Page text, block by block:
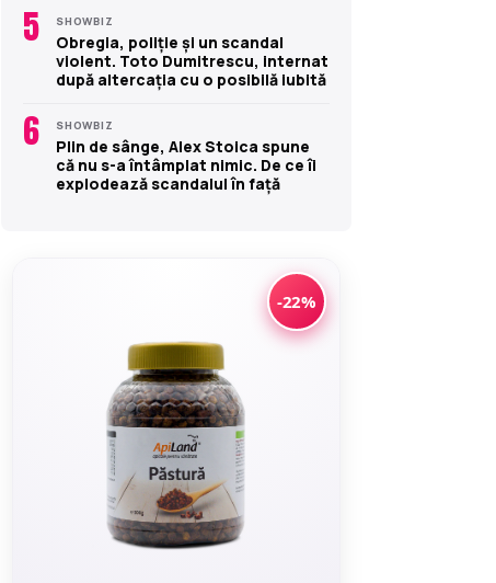
5 SHOWBIZ
Obregia, poliție și un scandal
violent. Toto Dumitrescu, internat
după altercația cu o posibilă iubită
6 SHOWBIZ
Plin de sânge, Alex Stoica spune
că nu s-a întâmplat nimic. De ce îi
explodează scandalul în față
-22%